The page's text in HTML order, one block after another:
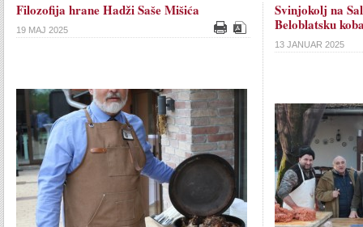
Filozofija hrane Hadži Saše Mišića
19 MAJ 2025
Svinjokolj na
Beloblatsku
13 JANUAR 2025